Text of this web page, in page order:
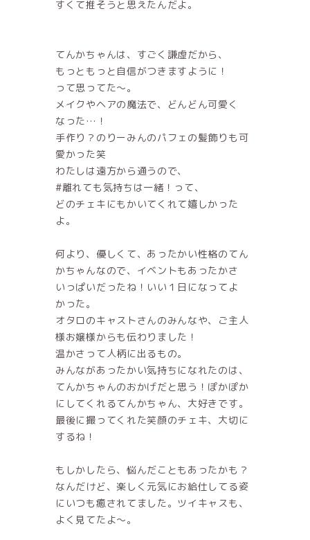
すくて推そうと思えたんだよ。
てんかちゃんは、すごく謙虚だから、
もっともっと自信がつきますように！
って思ってた〜。
メイクやヘアの魔法で、どんどん可愛く
なった…！
手作り？のりーみんのパフェの髪飾りも可
愛かった笑
わたしは遠方から通うので、
#離れても気持ちは一緒！って、
どのチェキにもかいてくれて嬉しかった
よ。
何より、優しくて、あったかい性格のてん
かちゃんなので、イベントもあったかさ
いっぱいだったね！いい１日になってよ
かった。
オタロのキャストさんのみんなや、ご主人
様お嬢様からも伝わりました！
温かさって人柄に出るもの。
みんながあったかい気持ちになれたのは、
てんかちゃんのおかげだと思う！ぽかぽか
にしてくれるてんかちゃん、大好きです。
最後に撮ってくれた笑顔のチェキ、大切に
するね！
もしかしたら、悩んだこともあったかも？
なんだけど、楽しく元気にお給仕してる姿
にいつも癒されてました。ツイキャスも、
よく見てたよ〜。